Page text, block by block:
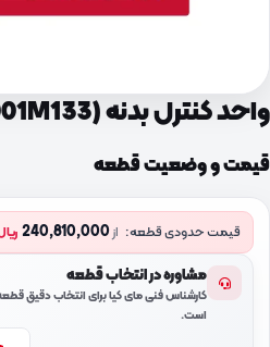
واحد کنترل بدنه (954001M133)
قیمت و وضعیت قطعه
قیمت حدودی قطعه: از240,810,000
مشاوره در انتخاب قطعه
کارشناس فنی مای کیا برای انتخاب دقیق
است.